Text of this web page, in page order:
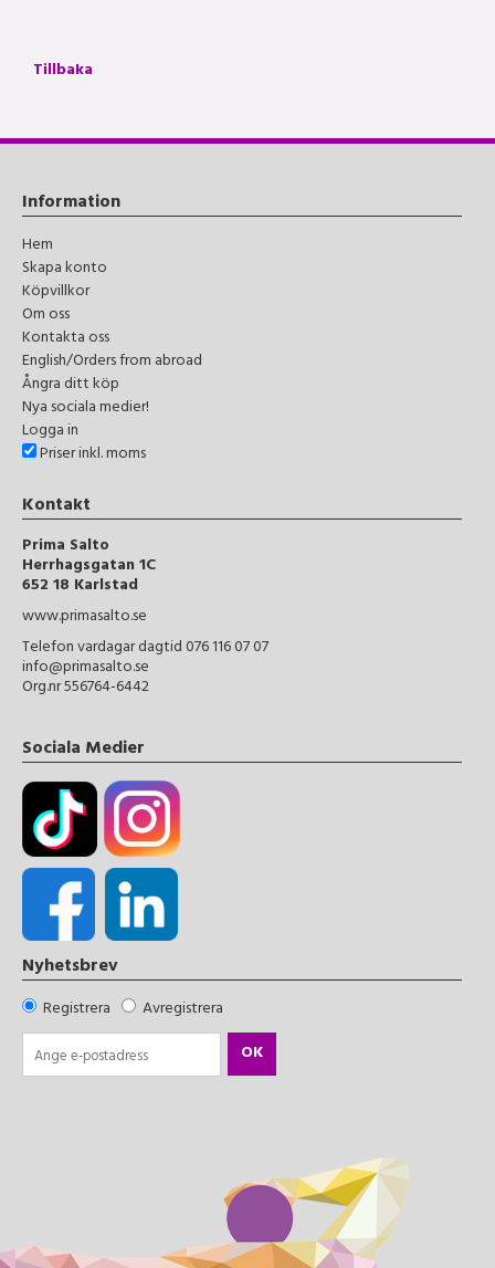
Tillbaka
Information
Hem
Skapa konto
Köpvillkor
Om oss
Kontakta oss
English/Orders from abroad
Ångra ditt köp
Nya sociala medier!
Logga in
Priser inkl. moms
Kontakt
Prima Salto
Herrhagsgatan 1C
652 18 Karlstad
www.primasalto.se
Telefon vardagar dagtid 076 116 07 07
info@primasalto.se
Org.nr 556764-6442
Sociala Medier
Nyhetsbrev
Registrera
Avregistrera
OK